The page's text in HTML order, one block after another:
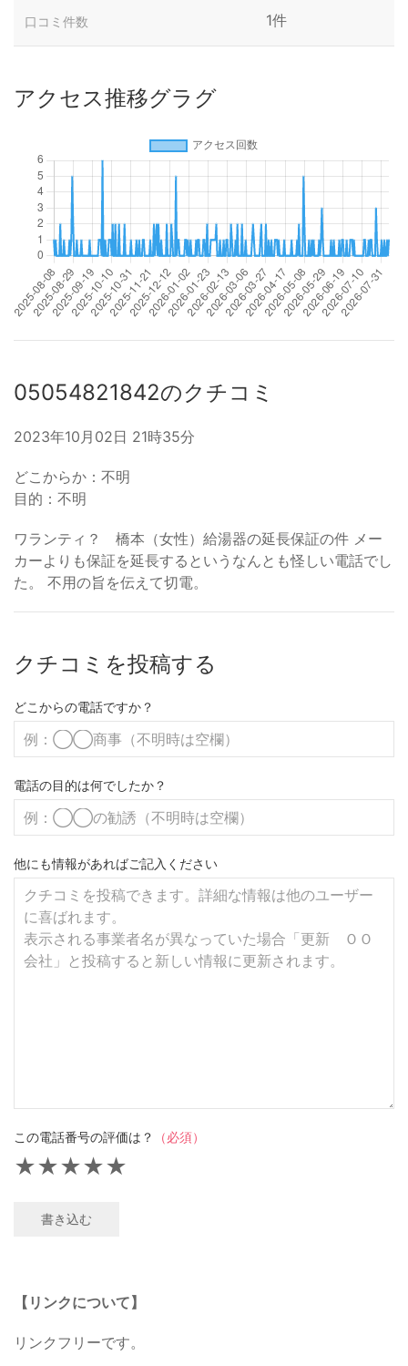
口コミ件数 1件
アクセス推移グラグ
05054821842のクチコミ
2023年10月02日 21時35分
どこからか：不明
目的：不明
ワランティ？ 橋本（女性）給湯器の延長保証の件 メー
カーよりも保証を延長するというなんとも怪しい電話でし
た。 不用の旨を伝えて切電。
クチコミを投稿する
どこからの電話ですか？
電話の目的は何でしたか？
他にも情報があればご記入ください
この電話番号の評価は？ （必須）
★
★
★
★
★
書き込む
【リンクについて】
リンクフリーです。